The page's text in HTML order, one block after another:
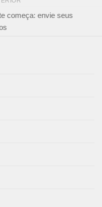
começa: envie seus